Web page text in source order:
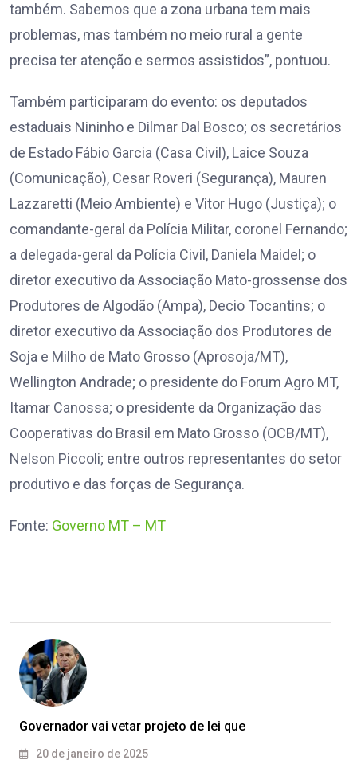
também. Sabemos que a zona urbana tem mais
problemas, mas também no meio rural a gente
precisa ter atenção e sermos assistidos”, pontuou.
Também participaram do evento: os deputados
estaduais Nininho e Dilmar Dal Bosco; os secretários
de Estado Fábio Garcia (Casa Civil), Laice Souza
(Comunicação), Cesar Roveri (Segurança), Mauren
Lazzaretti (Meio Ambiente) e Vitor Hugo (Justiça); o
comandante-geral da Polícia Militar, coronel Fernando;
a delegada-geral da Polícia Civil, Daniela Maidel; o
diretor executivo da Associação Mato-grossense dos
Produtores de Algodão (Ampa), Decio Tocantins; o
diretor executivo da Associação dos Produtores de
Soja e Milho de Mato Grosso (Aprosoja/MT),
Wellington Andrade; o presidente do Forum Agro MT,
Itamar Canossa; o presidente da Organização das
Cooperativas do Brasil em Mato Grosso (OCB/MT),
Nelson Piccoli; entre outros representantes do setor
produtivo e das forças de Segurança.
Fonte: Governo MT – MT
Governador vai vetar projeto de lei que
20 de janeiro de 2025